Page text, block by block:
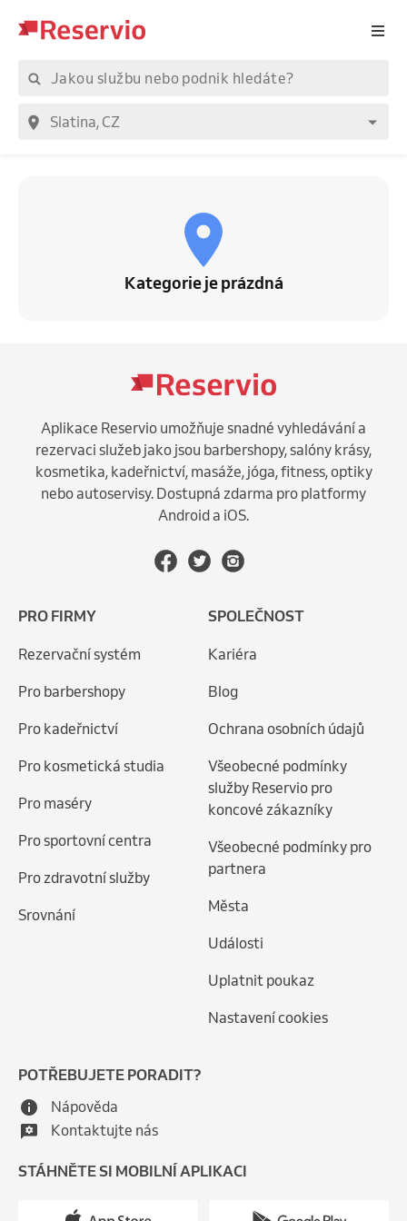
Kategorie je prázdná
Aplikace Reservio umožňuje snadné vyhledávání a
rezervaci služeb jako jsou barbershopy, salóny krásy,
kosmetika, kadeřnictví, masáže, jóga, fitness, optiky
nebo autoservisy. Dostupná zdarma pro platformy
Android a iOS.
PRO FIRMY
Rezervační systém
Pro barbershopy
Pro kadeřnictví
Pro kosmetická studia
Pro maséry
Pro sportovní centra
Pro zdravotní služby
Srovnání
SPOLEČNOST
Kariéra
Blog
Ochrana osobních údajů
Všeobecné podmínky
služby Reservio pro
koncové zákazníky
Všeobecné podmínky pro
partnera
Města
Události
Uplatnit poukaz
Nastavení cookies
POTŘEBUJETE PORADIT?
Nápověda
Kontaktujte nás
STÁHNĚTE SI MOBILNÍ APLIKACI